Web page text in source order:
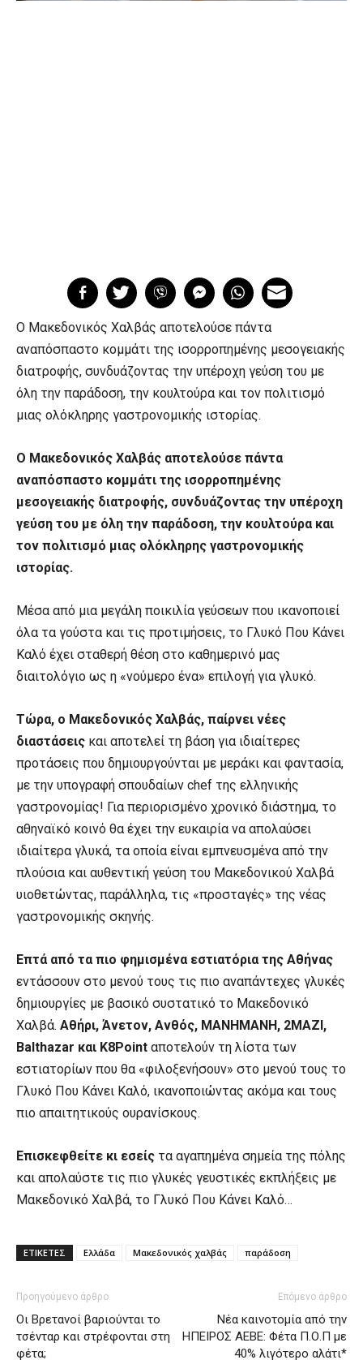
Ο Μακεδονικός Χαλβάς αποτελούσε πάντα
αναπόσπαστο κομμάτι της ισορροπημένης μεσογειακής
διατροφής, συνδυάζοντας την υπέροχη γεύση του με
όλη την παράδοση, την κουλτούρα και τον πολιτισμό
μιας ολόκληρης γαστρονομικής ιστορίας.
Ο Μακεδονικός Χαλβάς αποτελούσε πάντα
αναπόσπαστο κομμάτι της ισορροπημένης
μεσογειακής διατροφής, συνδυάζοντας την υπέροχη
γεύση του με όλη την παράδοση, την κουλτούρα και
τον πολιτισμό μιας ολόκληρης γαστρονομικής
ιστορίας.
Μέσα από μια μεγάλη ποικιλία γεύσεων που ικανοποιεί
όλα τα γούστα και τις προτιμήσεις, το Γλυκό Που Κάνει
Καλό έχει σταθερή θέση στο καθημερινό μας
διαιτολόγιο ως η «νούμερο ένα» επιλογή για γλυκό.
Τώρα, ο Μακεδονικός Χαλβάς, παίρνει νέες
διαστάσεις και αποτελεί τη βάση για ιδιαίτερες
προτάσεις που δημιουργούνται με μεράκι και φαντασία,
με την υπογραφή σπουδαίων chef της ελληνικής
γαστρονομίας! Για περιορισμένο χρονικό διάστημα, το
αθηναϊκό κοινό θα έχει την ευκαιρία να απολαύσει
ιδιαίτερα γλυκά, τα οποία είναι εμπνευσμένα από την
πλούσια και αυθεντική γεύση του Μακεδονικού Χαλβά
υιοθετώντας, παράλληλα, τις «προσταγές» της νέας
γαστρονομικής σκηνής.
Επτά από τα πιο φημισμένα εστιατόρια της Αθήνας
εντάσσουν στο μενού τους τις πιο αναπάντεχες γλυκές
δημιουργίες με βασικό συστατικό το Μακεδονικό
Χαλβά. Aθήρι, Άνετον, Ανθός, ΜΑΝΗΜΑΝΗ, 2MAZI,
Balthazar και Κ8Point αποτελούν τη λίστα των
εστιατορίων που θα «φιλοξενήσουν» στο μενού τους το
Γλυκό Που Κάνει Καλό, ικανοποιώντας ακόμα και τους
πιο απαιτητικούς ουρανίσκους.
Επισκεφθείτε κι εσείς τα αγαπημένα σημεία της πόλης
και απολαύστε τις πιο γλυκές γευστικές εκπλήξεις με
Μακεδονικό Χαλβά, το Γλυκό Που Κάνει Καλό…
ΕΤΙΚΕΤΕΣ Ελλάδα Μακεδονικός χαλβάς παράδοση
Προηγούμενο άρθρο
Οι Βρετανοί βαριούνται το
τσένταρ και στρέφονται στη
φέτα;
Επόμενο άρθρο
Νέα καινοτομία από την
ΗΠΕΙΡΟΣ ΑΕΒΕ: Φέτα Π.Ο.Π με
40% λιγότερο αλάτι*